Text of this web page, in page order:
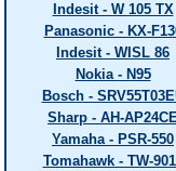
Indesit - W 105 TX
Panasonic - KX-
Indesit - WISL 86
Nokia - N95
Bosch -
Sharp - AH-
Yamaha - PSR-550
Tomahawk - TW-